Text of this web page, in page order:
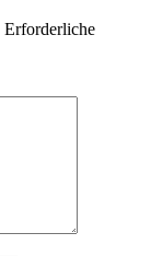
Erforderliche